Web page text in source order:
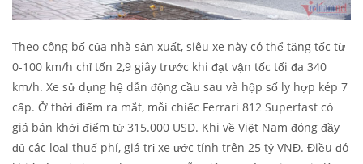
Theo công bố của nhà sản xuất, siêu xe này có thể tăng tốc từ
0-100 km/h chỉ tốn 2,9 giây trước khi đạt vận tốc tối đa 340
km/h. Xe sử dụng hệ dẫn động cầu sau và hộp số ly hợp kép 7
cấp. Ở thời điểm ra mắt, mỗi chiếc Ferrari 812 Superfast có
giá bán khởi điểm từ 315.000 USD. Khi về Việt Nam đóng đầy
đủ các loại thuế phí, giá trị xe ước tính trên 25 tỷ VNĐ. Điều đó